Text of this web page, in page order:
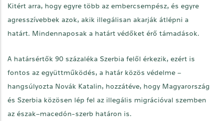
Kitért arra, hogy egyre több az embercsempész, és egyre
agresszívebbek azok, akik illegálisan akarják átlépni a
határt. Mindennaposak a határt védőket érő támadások.
A határsértők 90 százaléka Szerbia felől érkezik, ezért is
fontos az együttműködés, a határ közös védelme –
hangsúlyozta Novák Katalin, hozzátéve, hogy Magyarország
és Szerbia közösen lép fel az illegális migrációval szemben
az észak–macedón-szerb határon is.